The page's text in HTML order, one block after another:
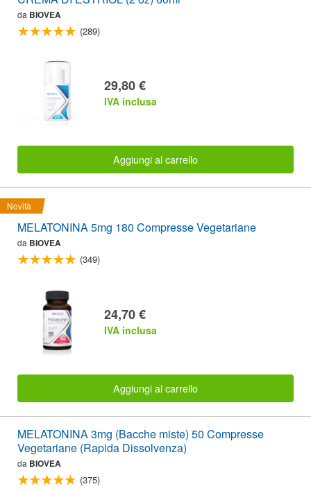
da BIOVEA
(289)
29,80 €
IVA inclusa
Aggiungi al carrello
Novità
MELATONINA 5mg 180 Compresse Vegetariane
da BIOVEA
(349)
24,70 €
IVA inclusa
Aggiungi al carrello
MELATONINA 3mg (Bacche miste) 50 Compresse
Vegetariane (Rapida Dissolvenza)
da BIOVEA
(375)